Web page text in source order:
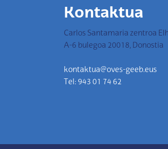
Kontaktua
Carlos Santamaria zentroa
A-6 bulegoa 20018, Donostia
kontaktua@oves-geeb.eus
Tel: 943 01 74 62